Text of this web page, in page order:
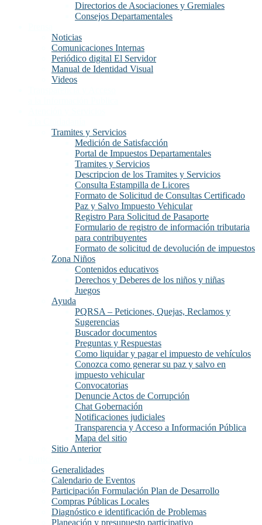
Directorios de Asociaciones y Gremiales
Consejos Departamentales
Noticias
Comunicaciones Internas
Periódico digital El Servidor
Manual de Identidad Visual
Videos
Tramites y Servicios
Medición de Satisfacción
Portal de Impuestos Departamentales
Tramites y Servicios
Descripcion de los Tramites y Servicios
Consulta Estampilla de Licores
Formato de Solicitud de Consultas Certificado
Paz y Salvo Impuesto Vehicular
Registro Para Solicitud de Pasaporte
Formulario de registro de información tributaria
para contribuyentes
Formato de solicitud de devolución de impuestos
Zona Niños
Contenidos educativos
Derechos y Deberes de los niños y niñas
Juegos
Ayuda
PQRSA – Peticiones, Quejas, Reclamos y
Sugerencias
Buscador documentos
Preguntas y Respuestas
Como liquidar y pagar el impuesto de vehículos
Conozca como generar su paz y salvo en
impuesto vehicular
Convocatorias
Denuncie Actos de Corrupción
Chat Gobernación
Notificaciones judiciales
Transparencia y Acceso a Información Pública
Mapa del sitio
Sitio Anterior
Generalidades
Calendario de Eventos
Participación Formulación Plan de Desarrollo
Compras Públicas Locales
Diagnóstico e identificación de Problemas
Planeación y presupuesto participativo